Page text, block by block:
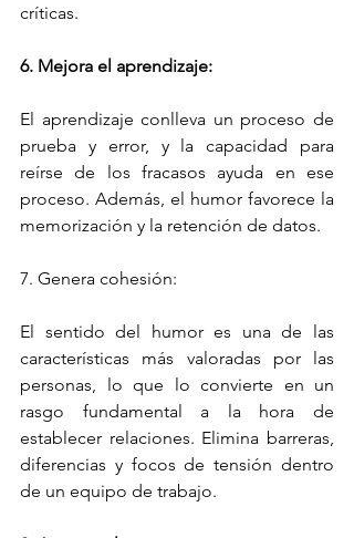
críticas.
6. Mejora el aprendizaje:
El aprendizaje conlleva un proceso de
prueba y error, y la capacidad para
reírse de los fracasos ayuda en ese
proceso. Además, el humor favorece la
memorización y la retención de datos.
7. Genera cohesión:
El sentido del humor es una de las
características más valoradas por las
personas, lo que lo convierte en un
rasgo fundamental a la hora de
establecer relaciones. Elimina barreras,
diferencias y focos de tensión dentro
de un equipo de trabajo.